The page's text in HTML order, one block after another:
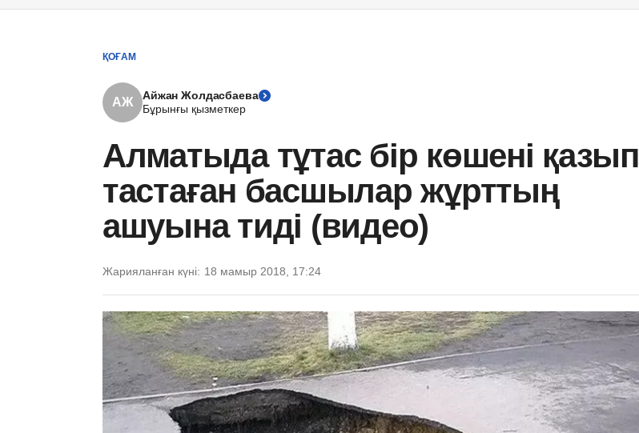
ҚОҒАМ
АЖ
Айжан Жолдасбаева
Бұрынғы қызметкер
Алматыда тұтас бір көшені қазып
тастаған басшылар жұрттың
ашуына тиді (видео)
Жарияланған күні: 18 мамыр 2018, 17:24